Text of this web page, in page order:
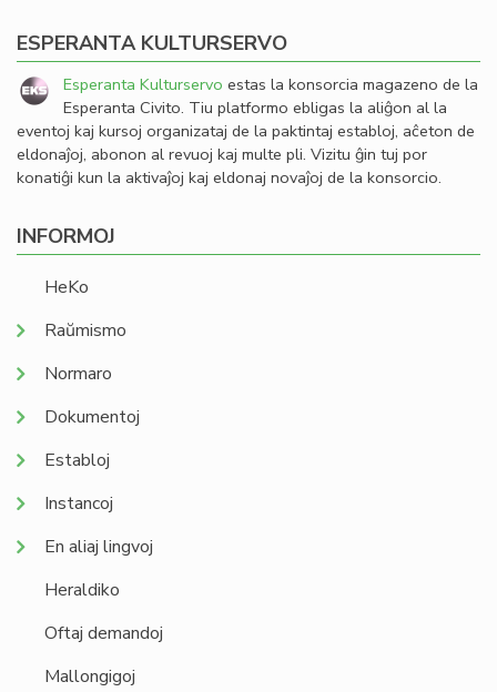
ESPERANTA KULTURSERVO
Esperanta Kulturservo estas la konsorcia magazeno de la
Esperanta Civito. Tiu platformo ebligas la aliĝon al la
eventoj kaj kursoj organizataj de la paktintaj establoj, aĉeton de
eldonaĵoj, abonon al revuoj kaj multe pli. Vizitu ĝin tuj por
konatiĝi kun la aktivaĵoj kaj eldonaj novaĵoj de la konsorcio.
INFORMOJ
HeKo
Raŭmismo
Normaro
Dokumentoj
Establoj
Instancoj
En aliaj lingvoj
Heraldiko
Oftaj demandoj
Mallongigoj